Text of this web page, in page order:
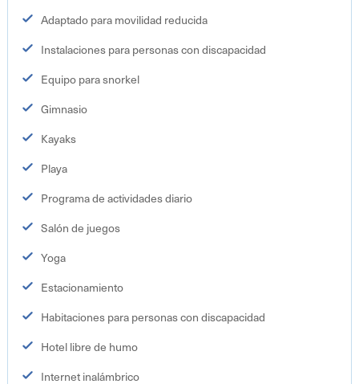
Adaptado para movilidad reducida
Instalaciones para personas con discapacidad
Equipo para snorkel
Gimnasio
Kayaks
Playa
Programa de actividades diario
Salón de juegos
Yoga
Estacionamiento
Habitaciones para personas con discapacidad
Hotel libre de humo
Internet inalámbrico